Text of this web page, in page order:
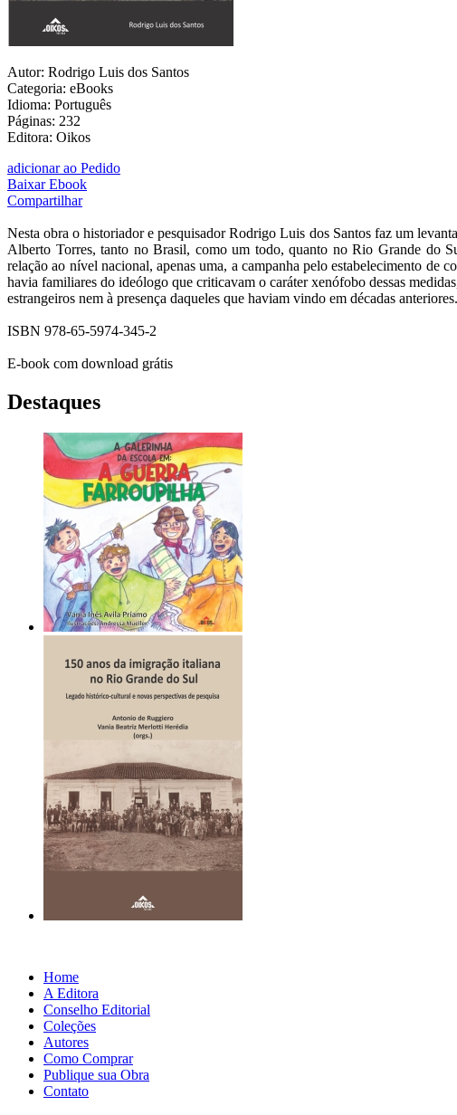
Autor: Rodrigo Luis dos Santos
Categoria: eBooks
Idioma: Português
Páginas: 232
Editora: Oikos
adicionar ao Pedido
Baixar Ebook
Compartilhar
Nesta obra o historiador e pesquisador Rodrigo Luis dos Santos faz um
Alberto Torres, tanto no Brasil, como um todo, quanto no Rio Grande do
relação ao nível nacional, apenas uma, a campanha pelo estabelecimento de
havia familiares do ideólogo que criticavam o caráter xenófobo dessas
estrangeiros nem à presença daqueles que haviam vindo em décadas anteriores.
ISBN 978-65-5974-345-2
E-book com download grátis
Destaques
Home
A Editora
Conselho Editorial
Coleções
Autores
Como Comprar
Publique sua Obra
Contato